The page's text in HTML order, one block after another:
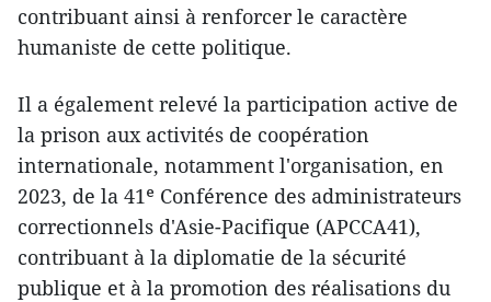
contribuant ainsi à renforcer le caractère
humaniste de cette politique.
Il a également relevé la participation active de
la prison aux activités de coopération
internationale, notamment l'organisation, en
2023, de la 41ᵉ Conférence des administrateurs
correctionnels d'Asie-Pacifique (APCCA41),
contribuant à la diplomatie de la sécurité
publique et à la promotion des réalisations du